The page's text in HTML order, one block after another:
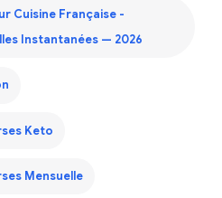
Cuisine Française -
Instantanées — 2026
Keto
Mensuelle